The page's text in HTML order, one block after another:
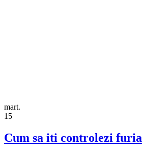
mart.
15
Cum sa iti controlezi furia